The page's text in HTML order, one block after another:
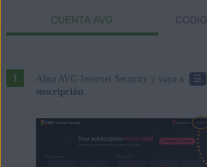
CUENTA AVG
Abra AVG Internet Security y vaya a ☰
suscripción